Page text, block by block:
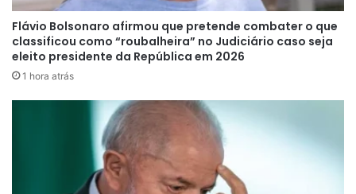
responsável por dar continuidade aos projetos
desenvolvidos nos últimos anos.
No comunicado oficial, Michelle destacou que a
escolha foi feita após conversas com Jair
Bolsonaro e levou em consideração
exclusivamente o momento vivido pela família.
Ela ressaltou que pretende dedicar-se
Flávio Bolsonaro afirmou que pretende combater o que
classificou como “roubalheira” no Judiciário caso seja
eleito presidente da República em 2026
1 hora atrás